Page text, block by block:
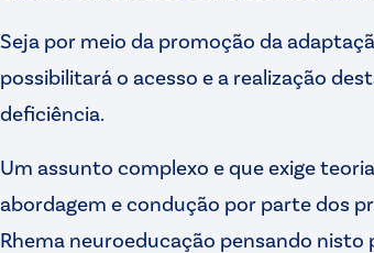
Seja por meio da promoção da
possibilitará o acesso e a realização
deficiência.
Um assunto complexo e que exige
abordagem e condução por parte dos
Rhema neuroeducação pensando